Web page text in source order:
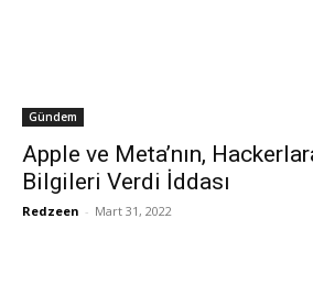
Gündem
Apple ve Meta’nın,
Bilgileri Verdi İddası
Redzeen - Mart 31, 2022